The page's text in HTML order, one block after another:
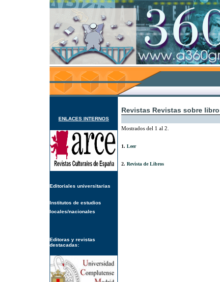
ENLACES INTERNOS
Editoriales universitarias
Institutos de estudios
locales/nacionales
Editoras y revistas
destacadas:
Revistas Revistas sobre
Mostrados del 1 al 2.
1. Leer
2. Revista de Libros